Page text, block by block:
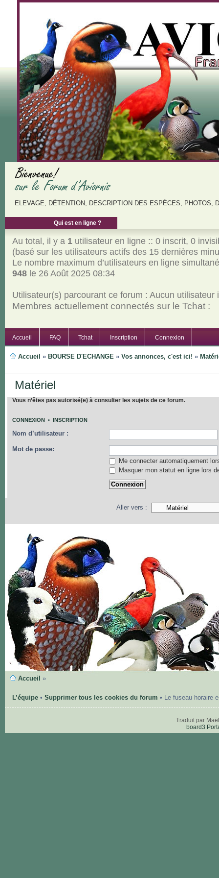
ELEVAGE, DÉTENTION, DESCRIPTION DES ESPÈCES, PHOTOS,
Qui est en ligne ?
Au total, il y a 1utilisateur en ligne :: 0 inscrit, 0
(basé sur les utilisateurs actifs des 15 dernières
Le nombre maximum d’utilisateurs en ligne
948le 26 Août 2025 08:34
Utilisateur(s) parcourant ce forum : Aucun utilisateur
Membres actuellement connectés sur le Tchat :
Accueil FAQ Tchat Inscription Connexion
Accueil » BOURSE D'ECHANGE » Vos annonces, c'est ici! »
Matériel
Vous n’êtes pas autorisé(e) à consulter les sujets de ce forum.
CONNEXION• INSCRIPTION
Nom d’utilisateur :
Mot de passe:
Me connecter automatiquement
Masquer mon statut en ligne lors
Aller vers :
Accueil »
L’équipe• Supprimer tous les cookies du forum • Le fuseau horaire
Traduit par
board3